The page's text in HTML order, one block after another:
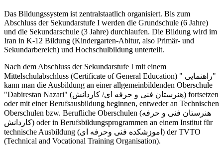
Das Bildungssystem ist zentralstaatlich organisiert. Bis zum
Abschluss der Sekundarstufe I werden die Grundschule (6 Jahre)
und die Sekundarschule (3 Jahre) durchlaufen. Die Bildung wird im
Iran in K-12 Bildung (Kindergarten-Abitur, also Primär- und
Sekundarbereich) und Hochschulbildung unterteilt.
Nach dem Abschluss der Sekundarstufe I mit einem
Mittelschulabschluss (Certificate of General Education) " راهنمایی"
kann man die Ausbildung an einer allgemeinbildenden Oberschule
"Dabirestan Nazari" (هنرستان فنی و حرفه ای/ کاردانش) fortsetzen
oder mit einer Berufsausbildung beginnen, entweder an Technischen
Oberschulen bzw. Berufliche Oberschulen (هنرستان فنی و حرفه
کاردانش) oder in Berufsbildungsprogrammen an einem Institut für
technische Ausbildung (اموزشکده فنی وحرفه ای) der TVTO
(Technical and Vocational Training Organisation).